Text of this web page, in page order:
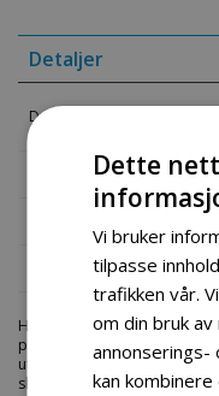
Detaljer
Driftbelte (420-3M) Reim til
Mer informasjon
Fil vedlegg
Hos engrosservice.no får
priser. Bestill engoped-
utvalg av produkter innen:
skal du være.
Dette
Vi bruker
tilpasse
trafikken vår.
om din bruk
annonserings-
kan